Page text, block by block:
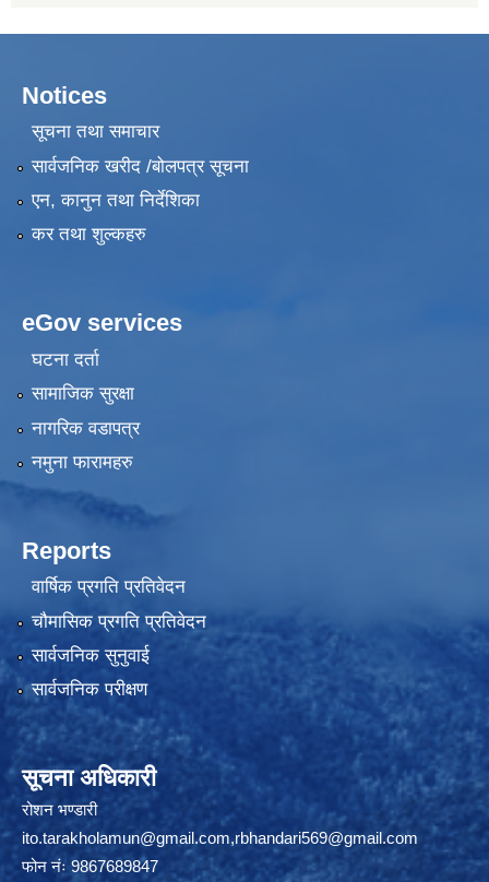
Notices
सूचना तथा समाचार
सार्वजनिक खरीद /बोलपत्र सूचना
एन, कानुन तथा निर्देशिका
कर तथा शुल्कहरु
eGov services
घटना दर्ता
सामाजिक सुरक्षा
नागरिक वडापत्र
नमुना फारामहरु
Reports
वार्षिक प्रगति प्रतिवेदन
चौमासिक प्रगति प्रतिवेदन
सार्वजनिक सुनुवाई
सार्वजनिक परीक्षण
सूचना अधिकारी
रोशन भण्डारी
ito.tarakholamun@gmail.com,rbhandari569@gmail.com
फोन नंः 9867689847